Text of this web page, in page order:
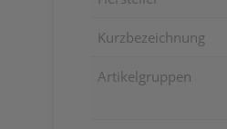
Kurzbezeichnung
Artikelgruppen